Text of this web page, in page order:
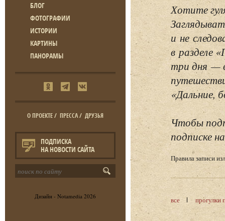
БЛОГ
ФОТОГРАФИИ
ИСТОРИИ
КАРТИНЫ
ПАНОРАМЫ
О ПРОЕКТЕ/ ПРЕССА/ ДРУЗЬЯ
ПОДПИСКА
НА НОВОСТИ САЙТА
Дизайн - Notamedia 2026
Хотите
и не
в разделе
три дня —
«Дальние,
Чтобы
подписке
Правила записи
все прогулки